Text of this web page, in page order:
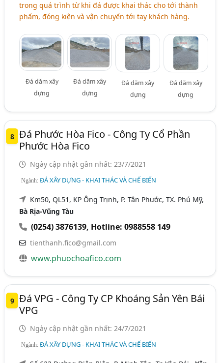
trong quá trình từ khi đá được khai thác cho tới thành
phẩm, đóng kiện và vận chuyển tới tay khách hàng.
Đá dăm xây
dựng
Đá dăm xây
dựng
Đá dăm xây
dựng
Đá dăm xây
dựng
8 Đá Phước Hòa Fico - Công Ty Cổ Phần
Phước Hòa Fico
Ngày cập nhật gần nhất: 23/7/2021
Ngành:ĐÁ XÂY DỰNG - KHAI THÁC VÀ CHẾ BIẾN
Km50, QL51, KP Ông Trịnh, P. Tân Phước, TX. Phú Mỹ,
Bà Rịa-Vũng Tàu
(0254) 3876139, Hotline: 0988558 149
tienthanh.fico@gmail.com
www.phuochoafico.com
9 Đá VPG - Công Ty CP Khoáng Sản Yên Bái
VPG
Ngày cập nhật gần nhất: 24/7/2021
Ngành:ĐÁ XÂY DỰNG - KHAI THÁC VÀ CHẾ BIẾN